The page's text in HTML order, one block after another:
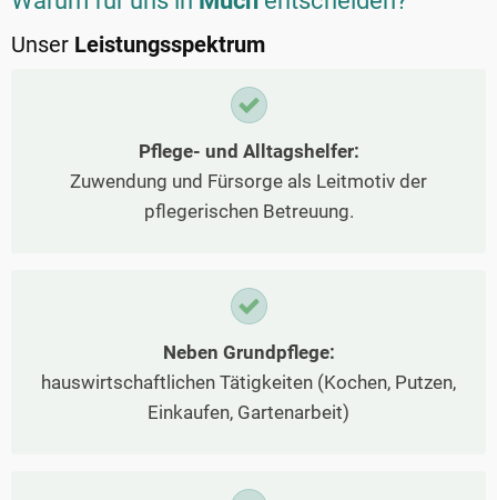
Unser Leistungsspektrum
Pflege- und Alltagshelfer:
Zuwendung und Fürsorge als Leitmotiv der
pflegerischen Betreuung.
Neben Grundpflege:
hauswirtschaftlichen Tätigkeiten (Kochen, Putzen,
Einkaufen, Gartenarbeit)